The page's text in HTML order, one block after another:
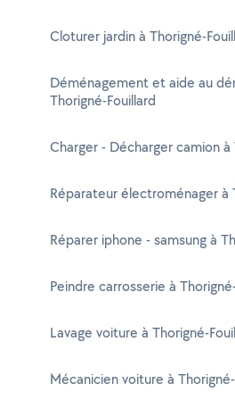
Cloturer jardin à Thorigné-
Déménagement et aide au
Thorigné-Fouillard
Charger - Décharger camion à
Réparateur électroménager à
Réparer iphone - samsung à
Peindre carrosserie à
Lavage voiture à Thorigné-
Mécanicien voiture à